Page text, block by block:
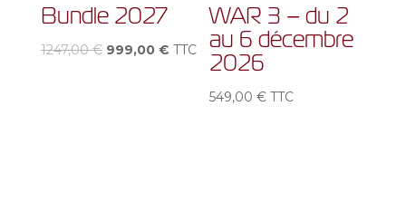
Bundle 2027
1247,00€ Le
999,00 €Le
TTC
WAR 3 – du 2
au 6 décembre
2026
549,00€ TTC